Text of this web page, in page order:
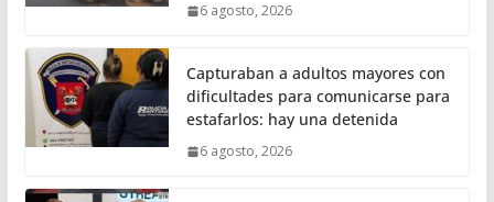
6 agosto, 2026
Capturaban a adultos mayores con
dificultades para comunicarse para
estafarlos: hay una detenida
6 agosto, 2026